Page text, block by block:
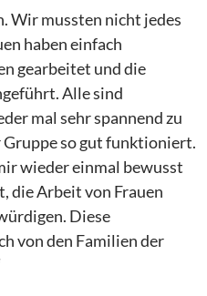
Wir mussten nicht jedes
haben einfach
gearbeitet und die
Alle sind
mal sehr spannend zu
Gruppe so gut funktioniert.
wieder einmal bewusst
die Arbeit von Frauen
Diese
von den Familien der